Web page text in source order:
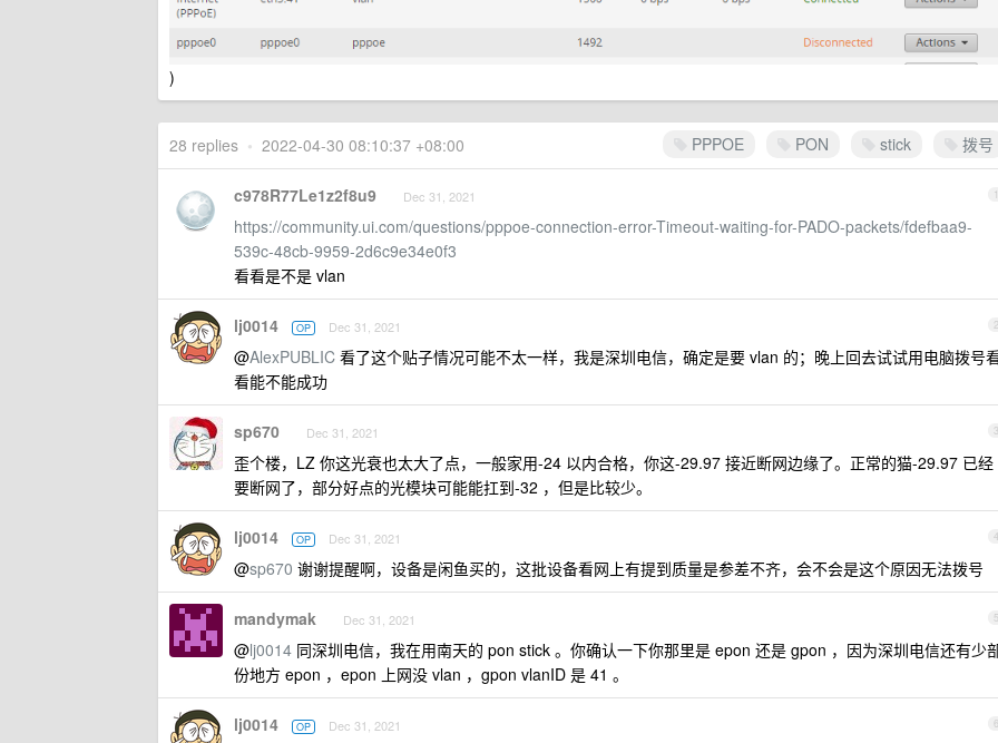
)
PPPOE PON stick 拨号
28 replies • 2022-04-30 08:10:37 +08:00
1
c978R77Le1z2f8u9 Dec 31, 2021
https://community.ui.com/questions/pppoe-connection-error-Timeout-waiting-for-PADO-packets/fdefbaa9-
539c-48cb-9959-2d6c9e34e0f3
看看是不是 vlan
2
lj0014 OP Dec 31, 2021
@AlexPUBLIC 看了这个贴子情况可能不太一样，我是深圳电信，确定是要 vlan 的；晚上回去试试用电脑拨号
看能不能成功
3
sp670 Dec 31, 2021
歪个楼，LZ 你这光衰也太大了点，一般家用-24 以内合格，你这-29.97 接近断网边缘了。正常的猫-29.97 已经
要断网了，部分好点的光模块可能能扛到-32 ，但是比较少。
4
lj0014 OP Dec 31, 2021
@sp670 谢谢提醒啊，设备是闲鱼买的，这批设备看网上有提到质量是参差不齐，会不会是这个原因无法拨号
5
mandymak Dec 31, 2021
@lj0014 同深圳电信，我在用南天的 pon stick 。你确认一下你那里是 epon 还是 gpon ，因为深圳电信还有少
份地方 epon ，epon 上网没 vlan ，gpon vlanID 是 41 。
6
lj0014 OP Dec 31, 2021